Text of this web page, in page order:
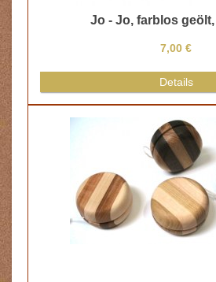
Jo - Jo, farblos
7,00 €
Details